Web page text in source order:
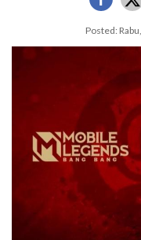
Posted: